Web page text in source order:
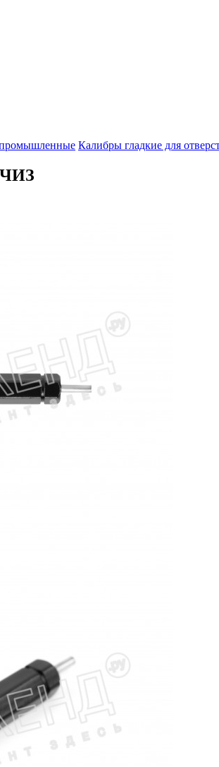
Калибры гладкие для
ЧИЗ